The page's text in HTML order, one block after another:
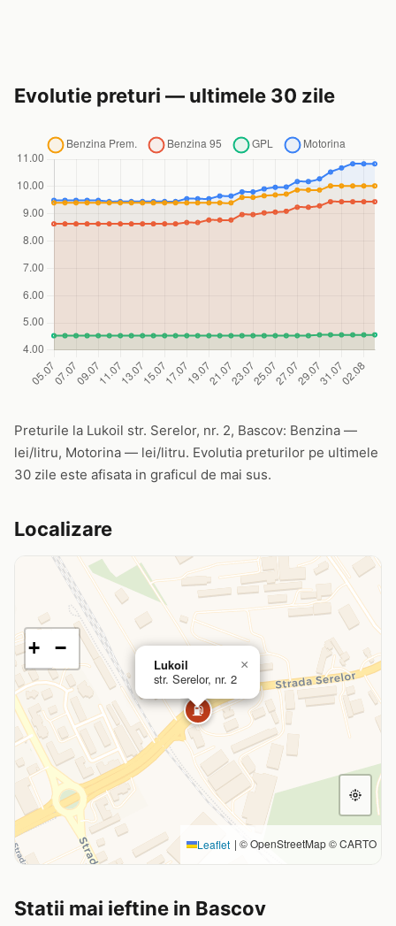
Evolutie preturi — ultimele 30 zile
Preturile la Lukoil str. Serelor, nr. 2, Bascov: Benzina —
lei/litru, Motorina — lei/litru. Evolutia preturilor pe ultimele
30 zile este afisata in graficul de mai sus.
Localizare
⛽
Lukoil
str. Serelor, nr. 2
×
+ −
Leaflet | © OpenStreetMap © CARTO
Statii mai ieftine in Bascov